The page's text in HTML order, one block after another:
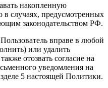
накопленную
в случаях, предусмотренных
законодательством РФ.
вправе в любой
или удалить
отозвать согласие на
уведомления на
5 настоящей Политики.